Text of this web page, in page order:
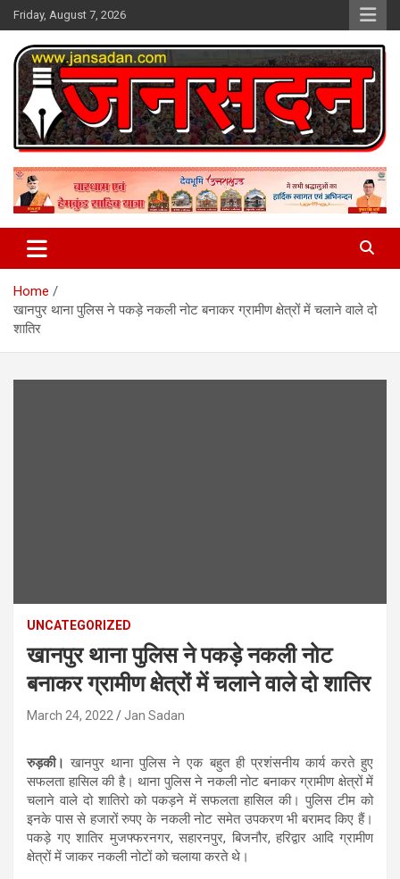
Skip
to
content
Friday, August 7, 2026
Jan Sadan
Home
खानपुर थाना पुलिस ने पकड़े नकली नोट बनाकर ग्रामीण क्षेत्रों में चलाने वाले दो
शातिर
UNCATEGORIZED
खानपुर थाना पुलिस ने पकड़े नकली नोट
बनाकर ग्रामीण क्षेत्रों में चलाने वाले दो शातिर
March 24, 2022 Jan Sadan
रुड़की। खानपुर थाना पुलिस ने एक बहुत ही प्रशंसनीय कार्य करते हुए
सफलता हासिल की है। थाना पुलिस ने नकली नोट बनाकर ग्रामीण क्षेत्रों में
चलाने वाले दो शातिरो को पकड़ने में सफलता हासिल की। पुलिस टीम को
इनके पास से हजारों रुपए के नकली नोट समेत उपकरण भी बरामद किए हैं।
पकड़े गए शातिर मुजफ्फरनगर, सहारनपुर, बिजनौर, हरिद्वार आदि ग्रामीण
क्षेत्रों में जाकर नकली नोटों को चलाया करते थे।